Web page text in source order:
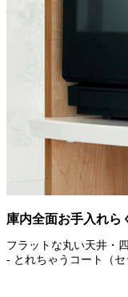
庫内全面お手入れら
フラットな丸い天井・
- とれちゃうコート（